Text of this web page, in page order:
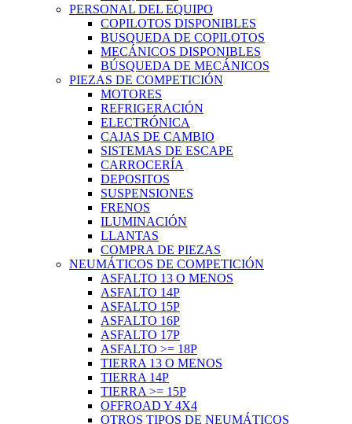
PERSONAL DEL EQUIPO
COPILOTOS DISPONIBLES
BUSQUEDA DE COPILOTOS
MECÁNICOS DISPONIBLES
BÚSQUEDA DE MECÁNICOS
PIEZAS DE COMPETICIÓN
MOTORES
REFRIGERACIÓN
ELECTRÓNICA
CAJAS DE CAMBIO
SISTEMAS DE ESCAPE
CARROCERÍA
DEPOSITOS
SUSPENSIONES
FRENOS
ILUMINACIÓN
LLANTAS
COMPRA DE PIEZAS
NEUMÁTICOS DE COMPETICIÓN
ASFALTO 13 O MENOS
ASFALTO 14P
ASFALTO 15P
ASFALTO 16P
ASFALTO 17P
ASFALTO >= 18P
TIERRA 13 O MENOS
TIERRA 14P
TIERRA >= 15P
OFFROAD Y 4X4
OTROS TIPOS DE NEUMÁTICOS